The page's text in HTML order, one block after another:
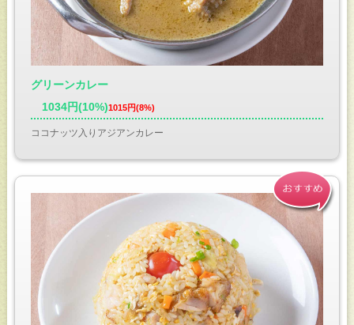
グリーンカレー
1034円(10%)1015円(8%)
ココナッツ入りアジアンカレー